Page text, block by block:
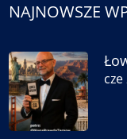
NAJNOWSZE